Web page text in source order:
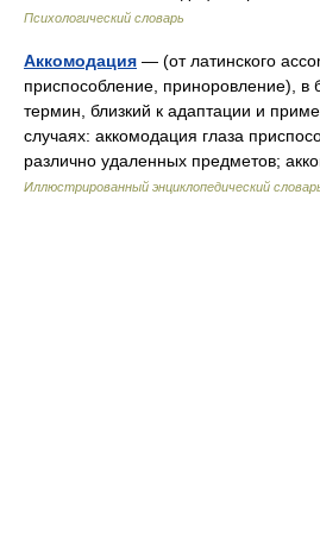
Психологический словарь
Аккомодация — (от латинского
приспособление, приноровление), в
термин, близкий к адаптации и
случаях: аккомодация глаза
различно удаленных предметов;
Иллюстрированный энциклопедический